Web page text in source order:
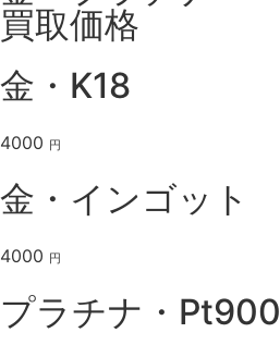
買取価格
金・K18
4000 円
金・インゴット
4000 円
プラチナ・Pt900